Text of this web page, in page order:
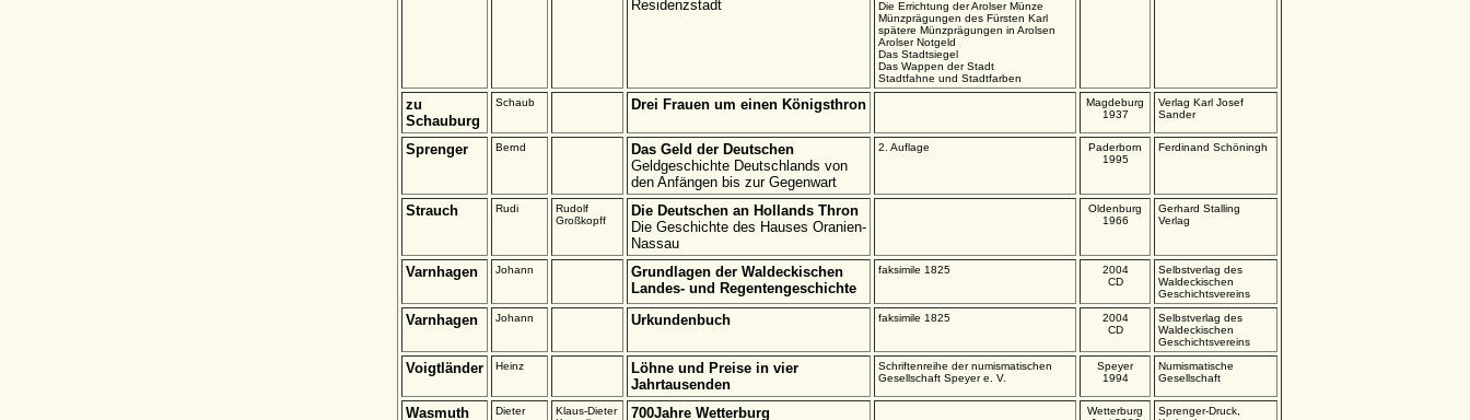
Residenzstadt
Die Errichtung der Arolser Münze
Münzprägungen des Fürsten Karl
spätere Münzprägungen in Arolsen
Arolser Notgeld
Das Stadtsiegel
Das Wappen der Stadt
Stadtfahne und Stadtfarben
zu
Schauburg
Schaub Drei Frauen um einen Königsthron
Magdeburg
1937
Verlag Karl Josef
Sander
Sprenger Bernd
Das Geld der Deutschen
Geldgeschichte Deutschlands von
den Anfängen bis zur Gegenwart
2. Auflage
Paderborn
1995
Ferdinand Schöningh
Strauch Rudi
Rudolf
Großkopff
Die Deutschen an Hollands Thron
Die Geschichte des Hauses Oranien-
Nassau
Oldenburg
1966
Gerhard Stalling
Verlag
Varnhagen Johann
Grundlagen der Waldeckischen
Landes- und Regentengeschichte
faksimile 1825
2004
CD
Selbstverlag des
Waldeckischen
Geschichtsvereins
Varnhagen Johann Urkundenbuch faksimile 1825
2004
CD
Selbstverlag des
Waldeckischen
Geschichtsvereins
Voigtländer Heinz
Löhne und Preise in vier
Jahrtausenden
Schriftenreihe der numismatischen
Gesellschaft Speyer e. V.
Speyer
1994
Numismatische
Gesellschaft
Wasmuth Dieter
Klaus-Dieter
700Jahre Wetterburg
Wetterburg
Sprenger-Druck,